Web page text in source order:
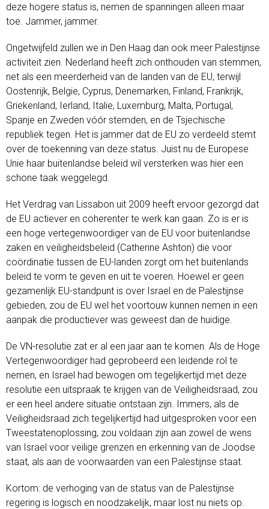
deze hogere status is, nemen de spanningen alleen maar
toe. Jammer, jammer.
Ongetwijfeld zullen we in Den Haag dan ook meer Palestijnse
activiteit zien. Nederland heeft zich onthouden van stemmen,
net als een meerderheid van de landen van de EU, terwijl
Oostenrijk, Belgie, Cyprus, Denemarken, Finland, Frankrijk,
Griekenland, Ierland, Italie, Luxemburg, Malta, Portugal,
Spanje en Zweden vóór stemden, en de Tsjechische
republiek tegen. Het is jammer dat de EU zo verdeeld stemt
over de toekenning van deze status. Juist nu de Europese
Unie haar buitenlandse beleid wil versterken was hier een
schone taak weggelegd.
Het Verdrag van Lissabon uit 2009 heeft ervoor gezorgd dat
de EU actiever en coherenter te werk kan gaan. Zo is er is
een hoge vertegenwoordiger van de EU voor buitenlandse
zaken en veiligheidsbeleid (Catherine Ashton) die voor
coördinatie tussen de EU-landen zorgt om het buitenlands
beleid te vorm te geven en uit te voeren. Hoewel er geen
gezamenlijk EU-standpunt is over Israel en de Palestijnse
gebieden, zou de EU wel het voortouw kunnen nemen in een
aanpak die productiever was geweest dan de huidige.
De VN-resolutie zat er al een jaar aan te komen. Als de Hoge
Vertegenwoordiger had geprobeerd een leidende rol te
nemen, en Israel had bewogen om tegelijkertijd met deze
resolutie een uitspraak te krijgen van de Veiligheidsraad, zou
er een heel andere situatie ontstaan zijn. Immers, als de
Veiligheidsraad zich tegelijkertijd had uitgesproken voor een
Tweestatenoplossing, zou voldaan zijn aan zowel de wens
van Israel voor veilige grenzen en erkenning van de Joodse
staat, als aan de voorwaarden van een Palestijnse staat.
Kortom: de verhoging van de status van de Palestijnse
regering is logisch en noodzakelijk, maar lost nu niets op.